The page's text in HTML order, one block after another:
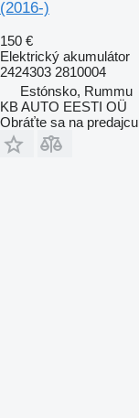
(2016-)
150 €
Elektrický akumulátor
2424303 2810004
Estónsko, Rummu
KB AUTO EESTI OÜ
Obráťte sa na predajcu